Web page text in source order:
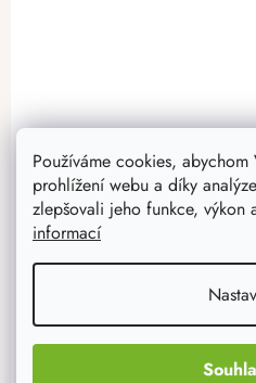
Používáme cookies,
prohlížení webu a díky
zlepšovali jeho funkce, výkon
informací